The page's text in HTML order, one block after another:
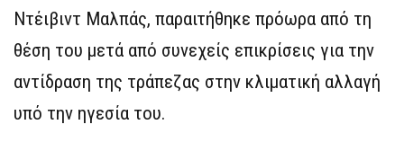
Ντέιβιντ Μαλπάς, παραιτήθηκε πρόωρα από τη
θέση του μετά από συνεχείς επικρίσεις για την
αντίδραση της τράπεζας στην κλιματική αλλαγή
υπό την ηγεσία του.